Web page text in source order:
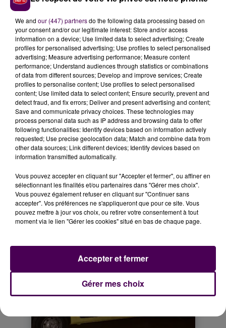
image on donne auprès de nos bénévoles ? En fait, il
faut qu'ils puissent être certains qu'on les soutient et
qu'on est là pour eux. Et on ne pouvait pas laisser
passer cet acte-là"poursuit Elodie Meunier.
"L'Autobus Samusocial"redoute de nouvelles
situations complexes à gérer à l'occasion de la Coupe
du Monde qui démarre le 11 juin, et envisage même une
réorganisation de ses maraudes auprès des plus
démunis."Là,il est hors de question qu'on puisse
remettre en danger de nouveau des bénévoles
quand il y aura des matchs importants de la Coupe
du Monde, mais au détriment des gens qui n'auront
pas à manger le soirparce qu'on ne pourra pas
We and our (447) partnersdo the following data processing based on
your consent and/or our legitimate interest: Store and/or access
information on a device; Use limited data to select advertising; Create
profiles for personalised advertising; Use profiles to select personalised
advertising; Measure advertising performance; Measure content
performance; Understand audiences through statistics or combinations
of data from different sources; Develop and improve services; Create
profiles to personalise content; Use profiles to select personalised
content; Use limited data to select content; Ensure security, prevent and
detect fraud, and fix errors; Deliver and present advertising and content;
Save and communicate privacy choices. These technologies may
process personal data such as IP address and browsing data to offer
following functionalities: Identify devices based on information actively
requested; Use precise geolocation data; Match and combine data from
other data sources; Link different devices; Identify devices based on
information transmitted automatically.
Vous pouvez accepter en cliquant sur "Accepter et fermer", ou affiner en
sélectionnant les finalités et/ou partenaires dans "Gérer mes choix".
Vous pouvez également refuser en cliquant sur "Continuer sans
accepter". Vos préférences ne s'appliqueront que pour ce site. Vous
pouvez mettre à jour vos choix, ou retirer votre consentement à tout
moment via le lien "Gérer les cookies" situé en bas de chaque page.
Gérer mes choix
Accepter et fermer